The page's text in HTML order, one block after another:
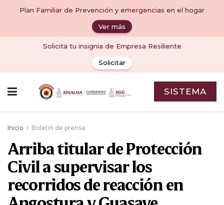
Plan Familiar de Prevención y emergencias en el hogar
Ver más
Solicita tu insignia de Empresa Resiliente
Solicitar
SISTEMA
Inicio Boletin de prensa
Arriba titular de Protección
Civil a supervisar los
recorridos de reacción en